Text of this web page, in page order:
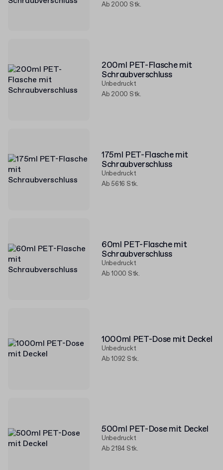
Ab 2000 Stk.
200ml PET-Flasche mit
Schraubverschluss
Unbedruckt
Ab 2000 Stk.
175ml PET-Flasche mit
Schraubverschluss
Unbedruckt
Ab 5616 Stk.
60ml PET-Flasche mit
Schraubverschluss
Unbedruckt
Ab 1000 Stk.
1000ml PET-Dose mit Deckel
Unbedruckt
Ab 1092 Stk.
500ml PET-Dose mit Deckel
Unbedruckt
Ab 2184 Stk.